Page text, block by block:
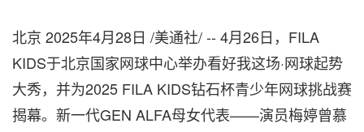
北京 2025年4月28日 /美通社/ -- 4月26日，FILA
KIDS于北京国家网球中心举办看好我这场·网球起势
大秀，并为2025 FILA KIDS钻石杯青少年网球挑战赛
揭幕。新一代GEN ALFA母女代表——演员梅婷曾慕